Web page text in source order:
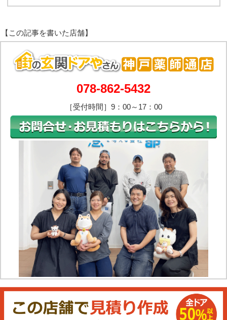
078-862-5432
［受付時間］9：00～17：00